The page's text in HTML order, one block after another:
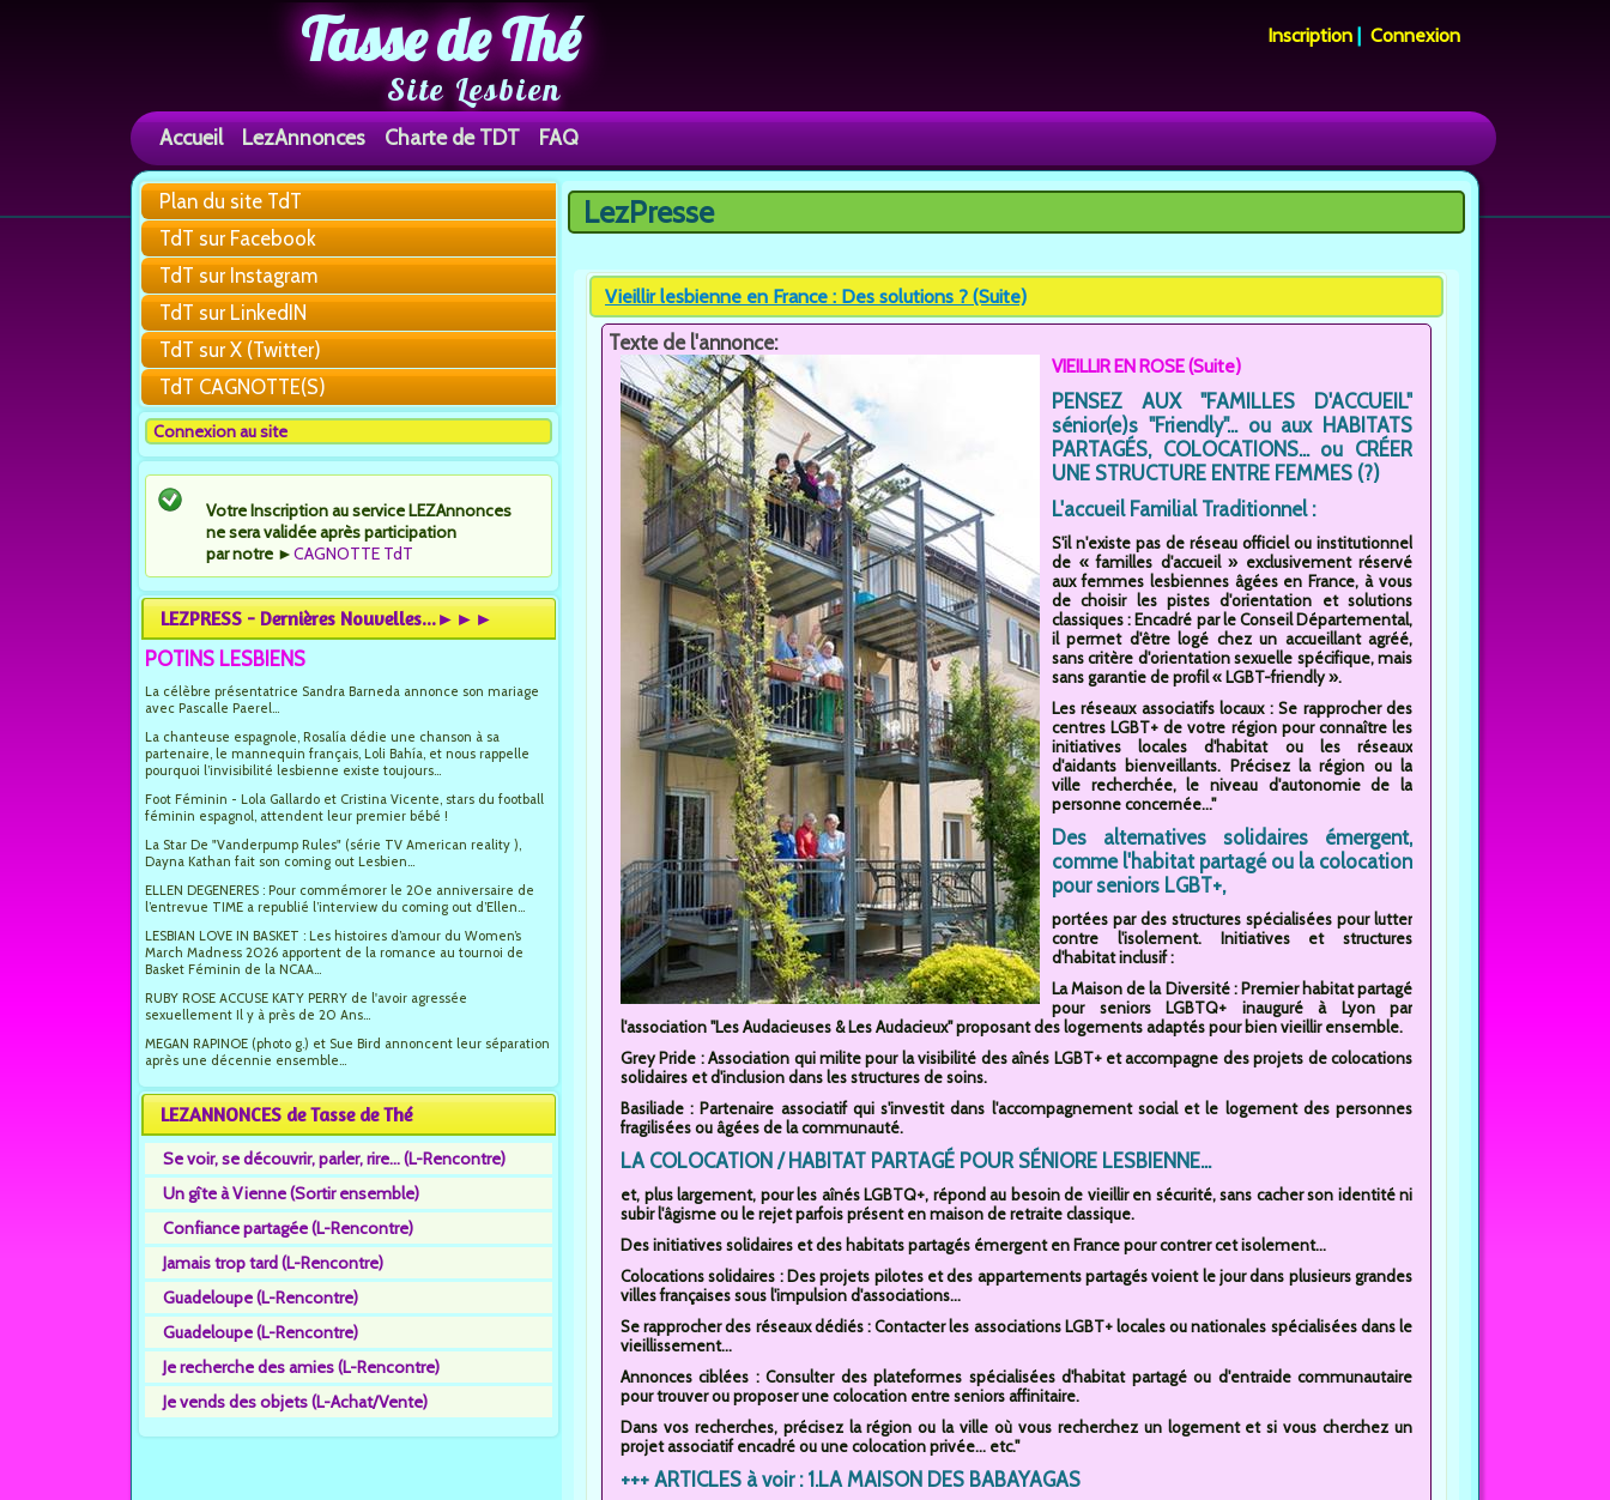
Tasse de Thé
Site Lesbien
Inscription |Connexion
Accueil LezAnnonces Charte de TDT FAQ
Plan du site TdT
TdT sur Facebook
TdT sur Instagram
TdT sur LinkedIN
TdT sur X (Twitter)
TdT CAGNOTTE(S)
Connexion au site
Votre Inscription au service LEZAnnonces
ne sera validée après participation
par notre ►CAGNOTTE TdT
LEZPRESS - Dernières Nouvelles...►►►
POTINS LESBIENS
La célèbre présentatrice Sandra Barneda annonce son mariage
avec Pascalle Paerel...
La chanteuse espagnole, Rosalía dédie une chanson à sa
partenaire, le mannequin français, Loli Bahía, et nous rappelle
pourquoi l’invisibilité lesbienne existe toujours...
Foot Féminin - Lola Gallardo et Cristina Vicente, stars du football
féminin espagnol, attendent leur premier bébé !
La Star De "Vanderpump Rules" (série TV American reality ),
Dayna Kathan fait son coming out Lesbien...
ELLEN DEGENERES : Pour commémorer le 20e anniversaire de
l’entrevue TIME a republié l’interview du coming out d’Ellen...
LESBIAN LOVE IN BASKET : Les histoires d’amour du Women’s
March Madness 2026 apportent de la romance au tournoi de
Basket Féminin de la NCAA...
RUBY ROSE ACCUSE KATY PERRY de l'avoir agressée
sexuellement Il y à près de 20 Ans...
MEGAN RAPINOE (photo g.) et Sue Bird annoncent leur séparation
après une décennie ensemble...
LEZANNONCES de Tasse de Thé
Se voir, se découvrir, parler, rire... (L-Rencontre)
Un gîte à Vienne (Sortir ensemble)
Confiance partagée (L-Rencontre)
Jamais trop tard (L-Rencontre)
Guadeloupe (L-Rencontre)
Guadeloupe (L-Rencontre)
Je recherche des amies (L-Rencontre)
Je vends des objets (L-Achat/Vente)
Vous êtes ici
LezPresse
Vieillir lesbienne en France : Des solutions ? (Suite)
Texte de l'annonce:
VIEILLIR EN ROSE (Suite)
PENSEZ AUX "FAMILLES D'ACCUEIL"
sénior(e)s "Friendly"... ou aux HABITATS
PARTAGÉS, COLOCATIONS... ou CRÉER
UNE STRUCTURE ENTRE FEMMES (?)
L'accueil Familial Traditionnel :
S'il n'existe pas de réseau officiel ou institutionnel
de « familles d'accueil » exclusivement réservé
aux femmes lesbiennes âgées en France, à vous
de choisir les pistes d'orientation et solutions
classiques : Encadré par le Conseil Départemental,
il permet d'être logé chez un accueillant agréé,
sans critère d'orientation sexuelle spécifique, mais
sans garantie de profil « LGBT-friendly ».
Les réseaux associatifs locaux : Se rapprocher des
centres LGBT+ de votre région pour connaître les
initiatives locales d'habitat ou les réseaux
d'aidants bienveillants. Précisez la région ou la
ville recherchée, le niveau d'autonomie de la
personne concernée..."
Des alternatives solidaires émergent,
comme l'habitat partagé ou la colocation
pour seniors LGBT+,
portées par des structures spécialisées pour lutter
contre l'isolement. Initiatives et structures
d'habitat inclusif :
La Maison de la Diversité : Premier habitat partagé
pour seniors LGBTQ+ inauguré à Lyon par
l'association "Les Audacieuses & Les Audacieux" proposant des logements adaptés pour bien vieillir ensemble.
Grey Pride : Association qui milite pour la visibilité des aînés LGBT+ et accompagne des projets de colocations
solidaires et d'inclusion dans les structures de soins.
Basiliade : Partenaire associatif qui s'investit dans l'accompagnement social et le logement des personnes
fragilisées ou âgées de la communauté.
LA COLOCATION / HABITAT PARTAGÉ POUR SÉNIORE LESBIENNE...
et, plus largement, pour les aînés LGBTQ+, répond au besoin de vieillir en sécurité, sans cacher son identité ni
subir l'âgisme ou le rejet parfois présent en maison de retraite classique.
Des initiatives solidaires et des habitats partagés émergent en France pour contrer cet isolement...
Colocations solidaires : Des projets pilotes et des appartements partagés voient le jour dans plusieurs grandes
villes françaises sous l'impulsion d'associations...
Se rapprocher des réseaux dédiés : Contacter les associations LGBT+ locales ou nationales spécialisées dans le
vieillissement...
Annonces ciblées : Consulter des plateformes spécialisées d'habitat partagé ou d'entraide communautaire
pour trouver ou proposer une colocation entre seniors affinitaire.
Dans vos recherches, précisez la région ou la ville où vous recherchez un logement et si vous cherchez un
projet associatif encadré ou une colocation privée... etc."
+++ ARTICLES à voir : 1.LA MAISON DES BABAYAGAS